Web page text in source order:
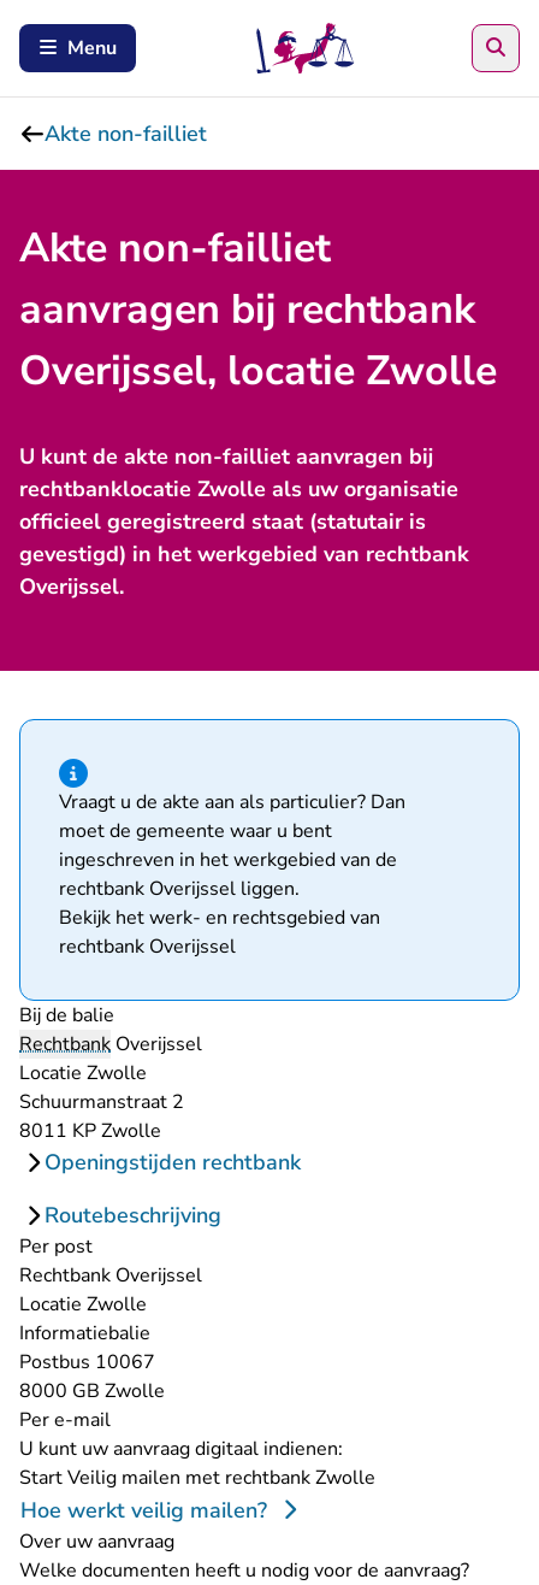
Menu
Akte non-failliet
Akte non-failliet
aanvragen bij rechtbank
Overijssel, locatie Zwolle
U kunt de akte non-failliet aanvragen bij
rechtbanklocatie Zwolle als uw organisatie
officieel geregistreerd staat (statutair is
gevestigd) in het werkgebied van rechtbank
Overijssel.
Hint van type informatie
Vraagt u de akte aan als particulier? Dan
moet de gemeente waar u bent
ingeschreven in het werkgebied van de
rechtbank Overijssel liggen.
Bekijk het werk- en rechtsgebied van
rechtbank Overijssel
Bij de balie
Rechtbank Overijssel
Locatie Zwolle
Schuurmanstraat 2
8011 KP Zwolle
Openingstijden rechtbank
Routebeschrijving
Per post
Rechtbank Overijssel
Locatie Zwolle
Informatiebalie
Postbus 10067
8000 GB Zwolle
Per e-mail
U kunt uw aanvraag digitaal indienen:
StartVeilig mailen met rechtbank Zwolle
Hoe werkt veilig mailen?
Over uw aanvraag
Welke documenten heeft u nodig voor de aanvraag?